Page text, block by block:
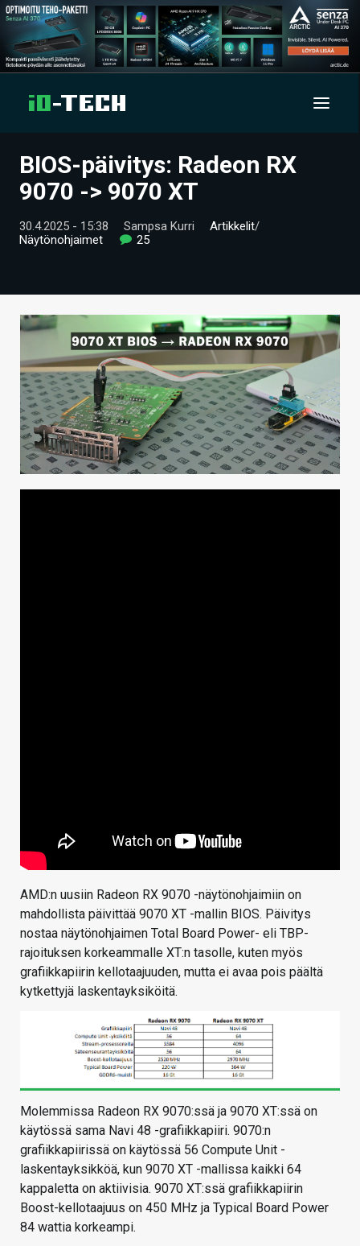
UUTISET
VIDEOT
TIETOA
KAUPPA
VAIHDA TEEMA
BIOS-päivitys: Radeon RX
9070 -> 9070 XT
30.4.2025 - 15:38 Sampsa Kurri Artikkelit/
Näytönohjaimet
25
AMD:n uusiin Radeon RX 9070 -näytönohjaimiin on
mahdollista päivittää 9070 XT -mallin BIOS. Päivitys
nostaa näytönohjaimen Total Board Power- eli TBP-
rajoituksen korkeammalle XT:n tasolle, kuten myös
grafiikkapiirin kellotaajuuden, mutta ei avaa pois päältä
kytkettyjä laskentayksiköitä.
Molemmissa Radeon RX 9070:ssä ja 9070 XT:ssä on
käytössä sama Navi 48 -grafiikkapiiri. 9070:n
grafiikkapiirissä on käytössä 56 Compute Unit -
laskentayksikköä, kun 9070 XT -mallissa kaikki 64
kappaletta on aktiivisia. 9070 XT:ssä grafiikkapiirin
Boost-kellotaajuus on 450 MHz ja Typical Board Power
84 wattia korkeampi.